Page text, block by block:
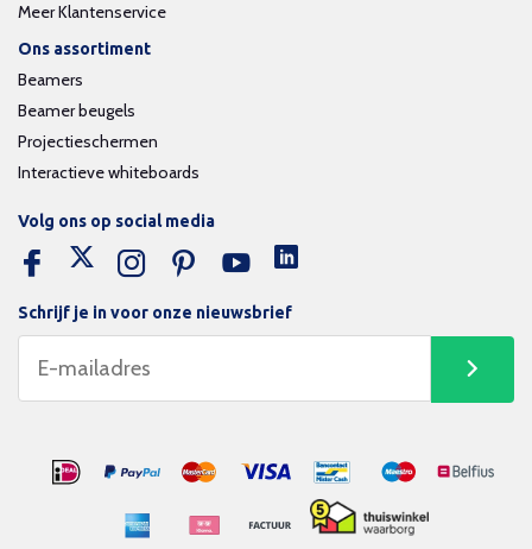
Meer Klantenservice
Ons assortiment
Beamers
Beamer beugels
Projectieschermen
Interactieve whiteboards
Schrijf je in voor onze nieuwsbrief
Volg ons op social media